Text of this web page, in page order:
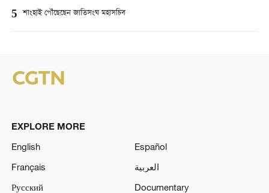
5 শাংহাই পৌঁছেছেন জাতিসংঘ মহাসচিব
EXPLORE MORE
English
Español
Français
العربية
Русский
Documentary